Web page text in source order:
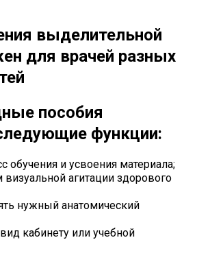
выделительной
для врачей разных
пособия
функции:
обучения и усвоения материала;
агитации здорового
нужный анатомический
кабинету или учебной